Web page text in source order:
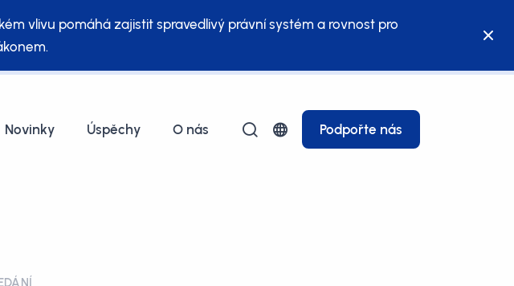
vlivu pomáhá zajistit spravedlivý právní systém a rovnost pro
Novinky Úspěchy O nás Podpořte nás